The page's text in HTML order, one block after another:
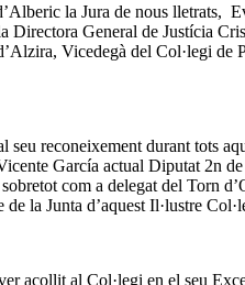
la Jura de nous lletrats,
Directora General de Justícia
Vicedegà del Col·legi de
reconeixement durant tots
García actual Diputat 2n
com a delegat del Torn
la Junta d’aquest Il·lustre
acollit al Col·legi en el seu